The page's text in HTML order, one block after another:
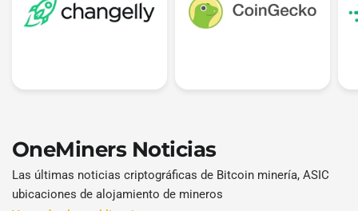
OneMiners Noticias
Las últimas noticias criptográficas de Bitcoin minería, ASIC
ubicaciones de alojamiento de mineros